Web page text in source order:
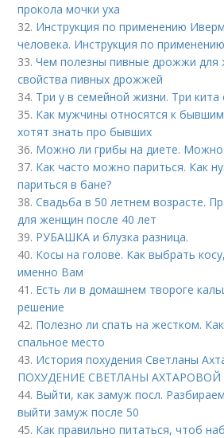
прокола мочки уха
32. Инструкция по применению
человека. Инструкция по
33.Чем полезны пивные дрожжи для
свойства пивных дрожжей
34. Три у в семейной жизни. Три кита
35. Как мужчины относятся к
хотят знать про бывших
36. Можно ли грибы на диете. Можно
37. Как часто можно париться. Как
париться в бане?
38.Свадьба в 50 летнем возрасте.
для женщин после 40 лет
39. РУБАШКА и блузка разница.
40. Косы на голове. Как выбрать
именно Вам
41. Есть ли в домашнем твороге
решение
42. Полезно ли спать на жестком.
спальное место
43. История похудения Светланы
ПОХУДЕНИЕ СВЕТЛАНЫ АХТАРОВОЙ
44. Выйти, как замуж посл.
выйти замуж после 50
45. Как правильно питаться, чтоб